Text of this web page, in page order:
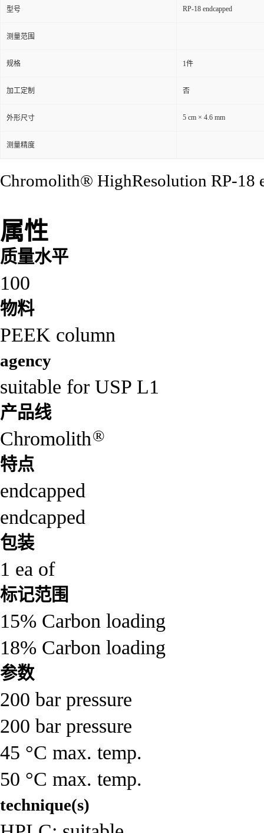
型号 RP-18 endcapped
测量范围
规格 1件
加工定制 否
外形尺寸 5 cm × 4.6 mm
测量精度
Chromolith® HighResolution RP-18
属性
质量水平
100
物料
PEEK column
agency
suitable for USP L1
产品线
Chromolith®
特点
endcapped
endcapped
包装
1 ea of
标记范围
15% Carbon loading
18% Carbon loading
参数
200 bar pressure
200 bar pressure
45 °C max. temp.
50 °C max. temp.
technique(s)